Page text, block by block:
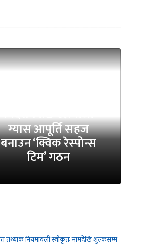
निर्देशनपछि एलपीजी
ग्यास आपूर्ति सहज
बनाउन ‘क्विक रेस्पोन्स
टिम’ गठन